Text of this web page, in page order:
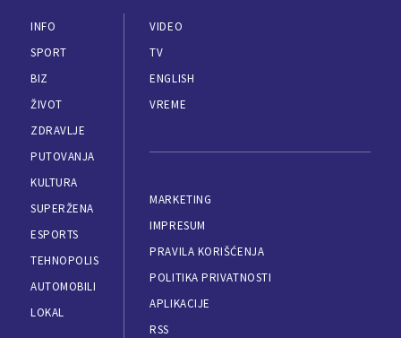
INFO
SPORT
BIZ
ŽIVOT
ZDRAVLJE
PUTOVANJA
KULTURA
SUPERŽENA
ESPORTS
TEHNOPOLIS
AUTOMOBILI
LOKAL
VIDEO
TV
ENGLISH
VREME
MARKETING
IMPRESUM
PRAVILA KORIŠĆENJA
POLITIKA PRIVATNOSTI
APLIKACIJE
RSS